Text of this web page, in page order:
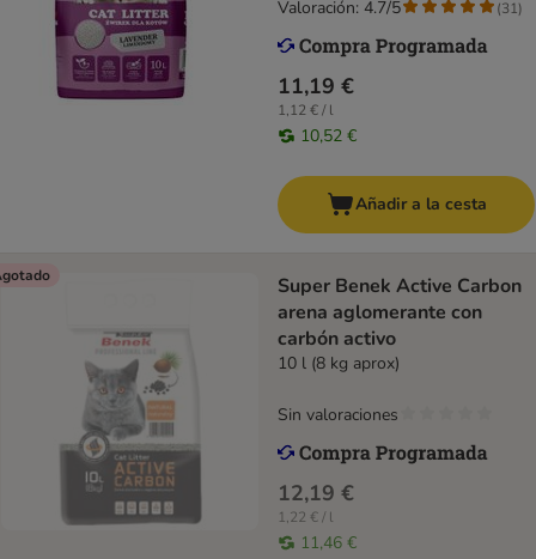
11,19 €
1,12 € / l
10,52 €
Valoración: 4.7/5 (31)
Añadir a la cesta
Super Benek Active Carbon
arena aglomerante con
carbón activo
10 l (8 kg aprox)
12,19 €
1,22 € / l
11,46 €
Sin valoraciones